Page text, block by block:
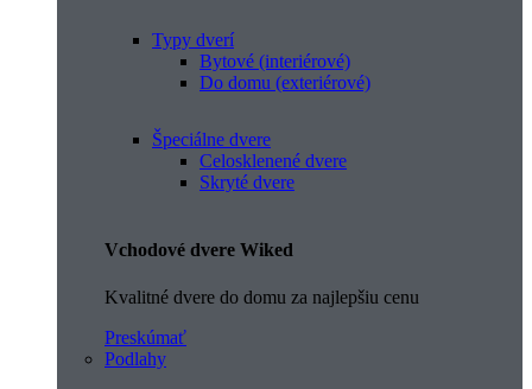
Typy dverí
Bytové (interiérové)
Do domu (exteriérové)
Špeciálne dvere
Celosklenené dvere
Skryté dvere
Vchodové dvere Wiked
Kvalitné dvere do domu za najlepšiu cenu
Preskúmať
Podlahy